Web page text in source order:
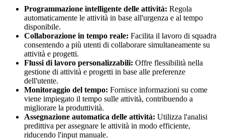
Programmazione intelligente delle attività: Regola
automaticamente le attività in base all'urgenza e al tempo
disponibile.
Collaborazione in tempo reale: Facilita il lavoro di squadra
consentendo a più utenti di collaborare simultaneamente su
attività e progetti.
Flussi di lavoro personalizzabili: Offre flessibilità nella
gestione di attività e progetti in base alle preferenze
dell'utente.
Monitoraggio del tempo: Fornisce informazioni su come
viene impiegato il tempo sulle attività, contribuendo a
migliorare la produttività.
Assegnazione automatica delle attività: Utilizza l'analisi
predittiva per assegnare le attività in modo efficiente,
riducendo l'input manuale.